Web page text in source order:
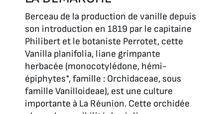
Berceau de la production de vanille depuis
son introduction en 1819 par le capitaine
Philibert et le botaniste Perrotet, cette
Vanilla planifolia, liane grimpante
herbacée (monocotylédone, hémi-
épiphytes*, famille : Orchidaceae, sous
famille Vanilloideae), est une culture
importante à La Réunion. Cette orchidée